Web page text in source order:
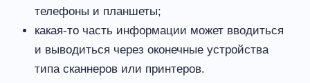
телефоны и планшеты;
какая-то часть информации может вводиться
и выводиться через оконечные устройства
типа сканнеров или принтеров.